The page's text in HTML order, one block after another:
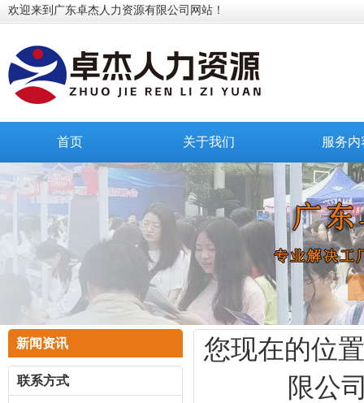
欢迎来到广东卓杰人力资源有限公司网站！
首页 关于我们 服务内
新闻资讯
联系方式
您现在的位
限公